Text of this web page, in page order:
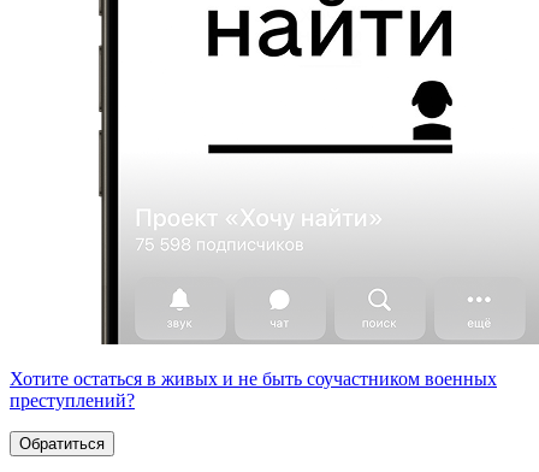
Хотите остаться в живых и не быть соучастником военных
преступлений?
Обратиться